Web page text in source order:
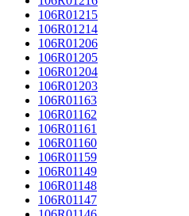
106R01215
106R01214
106R01206
106R01205
106R01204
106R01203
106R01163
106R01162
106R01161
106R01160
106R01159
106R01149
106R01148
106R01147